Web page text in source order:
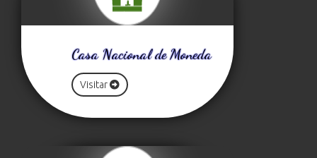
Casa Nacional de Moneda
Visitar